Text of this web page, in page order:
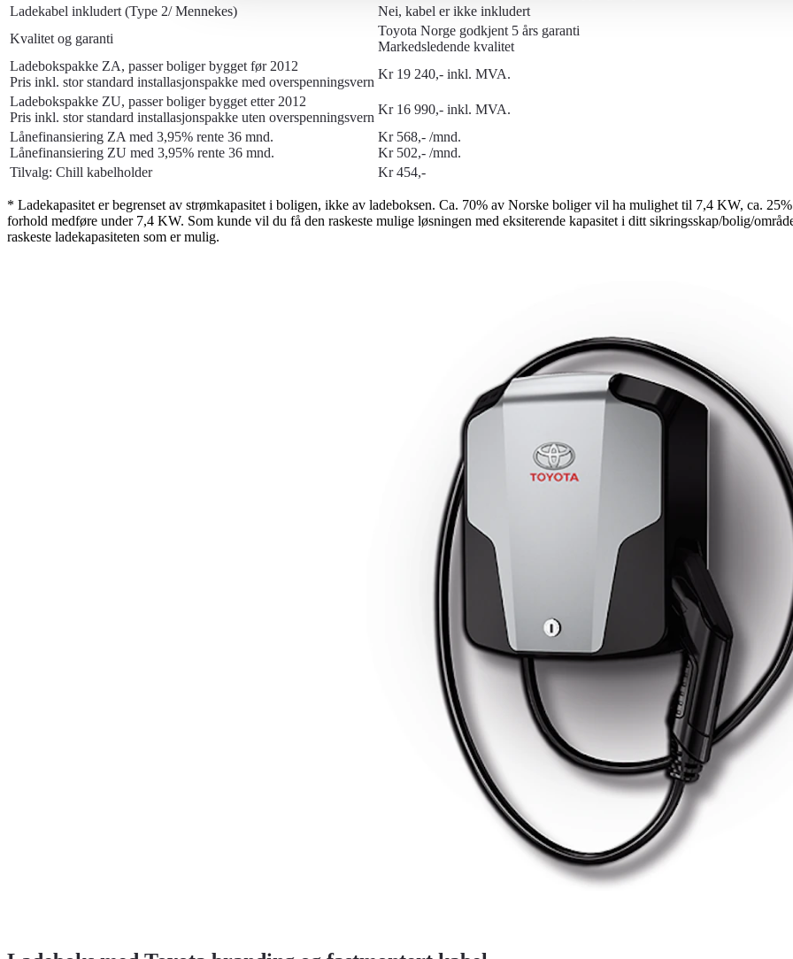
Ladekabel inkludert (Type 2/ Mennekes)
Nei, kabel er ikke inkludert
Kvalitet og garanti
Toyota Norge godkjent 5 års garanti
Markedsledende kvalitet
Ladebokspakke ZA, passer boliger bygget før 2012
Pris inkl. stor standard installasjonspakke med overspenningsvern
Kr 19 240,- inkl. MVA.
Ladebokspakke ZU, passer boliger bygget etter 2012
Pris inkl. stor standard installasjonspakke uten overspenningsvern
Kr 16 990,- inkl. MVA.
Lånefinansiering ZA med 3,95% rente 36 mnd.
Lånefinansiering ZU med 3,95% rente 36 mnd.
Kr 568,- /mnd.
Kr 502,- /mnd.
Tilvalg: Chill kabelholder
Kr 454,-
* Ladekapasitet er begrenset av strømkapasitet i boligen, ikke av ladeboksen. Ca. 70% av Norske boliger vil ha mulighet til 7,4 KW, ca.
forhold medføre under 7,4 KW. Som kunde vil du få den raskeste mulige løsningen med eksiterende kapasitet i ditt sikringsskap/bolig/
raskeste ladekapasiteten som er mulig.